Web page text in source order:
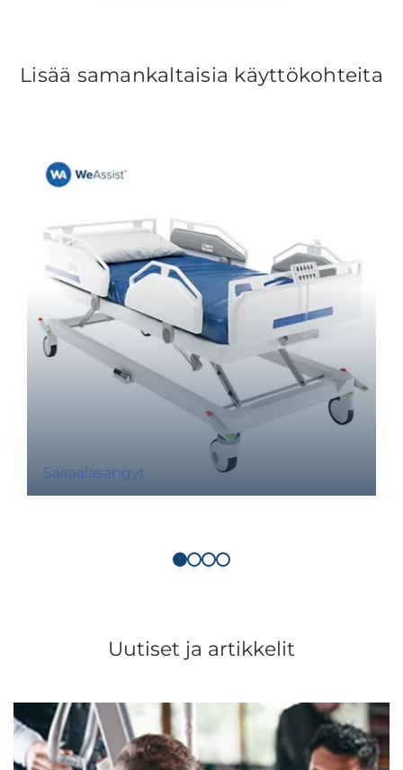
Lisää samankaltaisia käyttökohteita
Sairaalasängyt
Uutiset ja artikkelit